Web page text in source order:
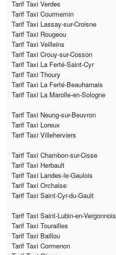
Tarif Taxi Verdes
Tarif Taxi Courmemin
Tarif Taxi Lassay-sur-Croisne
Tarif Taxi Rougeou
Tarif Taxi Veilleins
Tarif Taxi Crouy-sur-Cosson
Tarif Taxi La Ferté-Saint-Cyr
Tarif Taxi Thoury
Tarif Taxi La Ferté-Beauharnais
Tarif Taxi La Marolle-en-Sologne
Tarif Taxi Neung-sur-Beuvron
Tarif Taxi Loreux
Tarif Taxi Villeherviers
Tarif Taxi Chambon-sur-Cisse
Tarif Taxi Herbault
Tarif Taxi Landes-le-Gaulois
Tarif Taxi Orchaise
Tarif Taxi Saint-Cyr-du-Gault
Tarif Taxi Saint-Lubin-en-Vergonnois
Tarif Taxi Tourailles
Tarif Taxi Baillou
Tarif Taxi Cormenon